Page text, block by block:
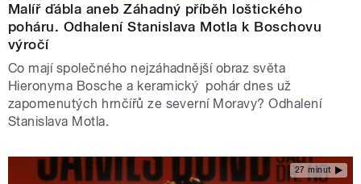
Malíř ďábla aneb Záhadný příběh loštického
poháru. Odhalení Stanislava Motla k Boschovu
výročí
Co mají společného nejzáhadnější obraz světa
Hieronyma Bosche a keramický pohár dnes už
zapomenutých hrnčířů ze severní Moravy? Odhalení
Stanislava Motla.
27 minut